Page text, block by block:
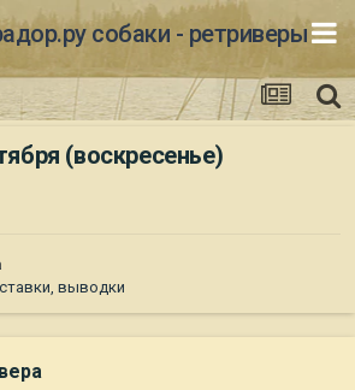
собаки - ретриверы
(воскресенье)
выводки